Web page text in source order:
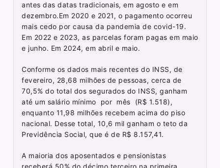
antes das datas tradicionais, em agosto e em
dezembro.Em 2020 e 2021, o pagamento ocorreu
mais cedo por causa da pandemia de covid-19.
Em 2022 e 2023, as parcelas foram pagas em maio
e junho. Em 2024, em abril e maio.
Conforme os dados mais recentes do INSS, de
fevereiro, 28,68 milhões de pessoas, cerca de
70,5% do total dos segurados do INSS, ganham
até um salário mínimo por mês (R$ 1.518),
enquanto 11,98 milhões recebem acima do piso
nacional. Desse total, 10,6 mil ganham o teto da
Previdência Social, que é de R$ 8.157,41.
A maioria dos aposentados e pensionistas